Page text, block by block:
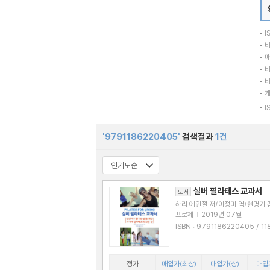
'9791186220405' 검색결과1건
도서 실버 필라테스 교과서
하리 에인절 저/이정미 역/현명기
프로제 | 2019년 07월
ISBN : 9791186220405 / 1186220
정가 매입가(최상) 매입가(상) 매